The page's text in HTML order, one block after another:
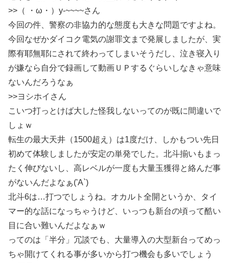
>>（ ・ω・）y-~~~~さん
今回の件、警察の非協力的な態度も大きな問題ですよね。
今回なぜかダイコク電気の謝罪文まで発展しましたが、実
際有耶無耶にされて終わってしまいそうだし、泣き寝入り
が嫌なら自分で録画して動画ＵＰするぐらいしなきゃ意味
ないんだろうなぁ
>>ヨシホイさん
こいつ打っとけば大した怪我しないってのが既に間違いで
しょｗ
転生の最大天井（1500超え）は1度だけ、しかもつい先日
初めて体験しましたが安定の単発でした。北斗揃いもまっ
たく伸びないし、高レベルが一度も大量玉獲得と絡んだ事
がないんだよなぁ('A`)
北斗6は…打つでしょうね。オカルト全開というか、タイ
マー的な話になっちゃうけど、いっつも新台の頃って酷い
目に合い難いんだよなぁｗ
ってのは「半分」冗談でも、大量導入の大型新台ってめっ
ちゃ開けてくれる事が多いから打つ機会も多いでしょう